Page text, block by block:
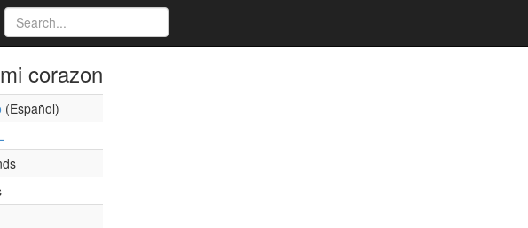
corazon
(Español)